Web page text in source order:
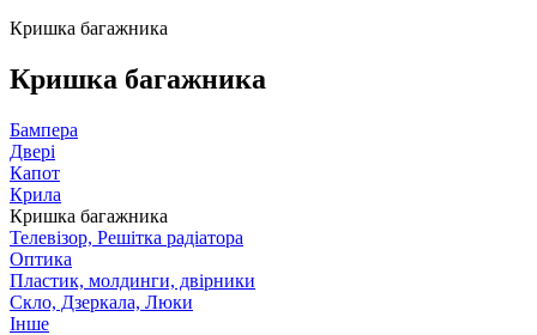
Кришка багажника
Кришка багажника
Бампера
Двері
Капот
Крила
Кришка багажника
Телевізор, Решітка радіатора
Оптика
Пластик, молдинги, двірники
Скло, Дзеркала, Люки
Інше